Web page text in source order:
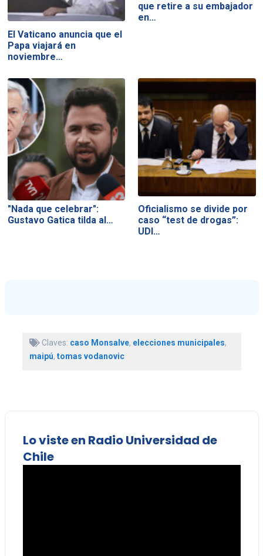
El Vaticano anuncia que el
Papa viajará en
noviembre…
que retire a su embajador
en…
"Nada que celebrar":
Gustavo Gatica tilda al…
Oficialismo se divide por
caso “test de drogas”:
UDI…
Claves: caso Monsalve, elecciones municipales,
maipú, tomas vodanovic
Lo viste en Radio Universidad de
Chile